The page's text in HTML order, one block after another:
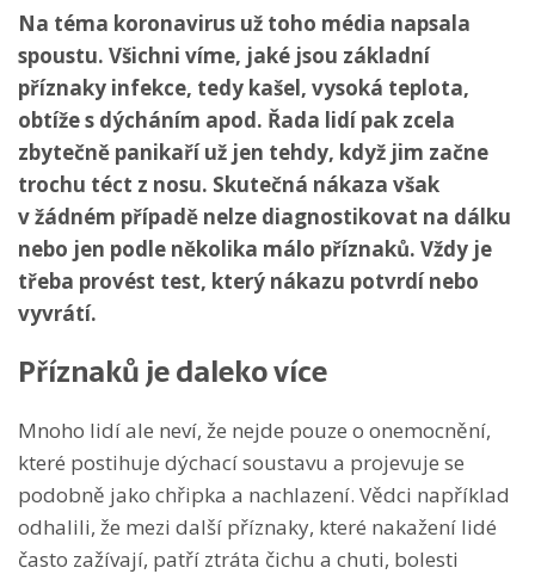
Na téma koronavirus už toho média napsala
spoustu. Všichni víme, jaké jsou základní
příznaky infekce, tedy kašel, vysoká teplota,
obtíže s dýcháním apod. Řada lidí pak zcela
zbytečně panikaří už jen tehdy, když jim začne
trochu téct z nosu. Skutečná nákaza však
v žádném případě nelze diagnostikovat na dálku
nebo jen podle několika málo příznaků. Vždy je
třeba provést test, který nákazu potvrdí nebo
vyvrátí.
Příznaků je daleko více
Mnoho lidí ale neví, že nejde pouze o onemocnění,
které postihuje dýchací soustavu a projevuje se
podobně jako chřipka a nachlazení. Vědci například
odhalili, že mezi další příznaky, které nakažení lidé
často zažívají, patří ztráta čichu a chuti, bolesti